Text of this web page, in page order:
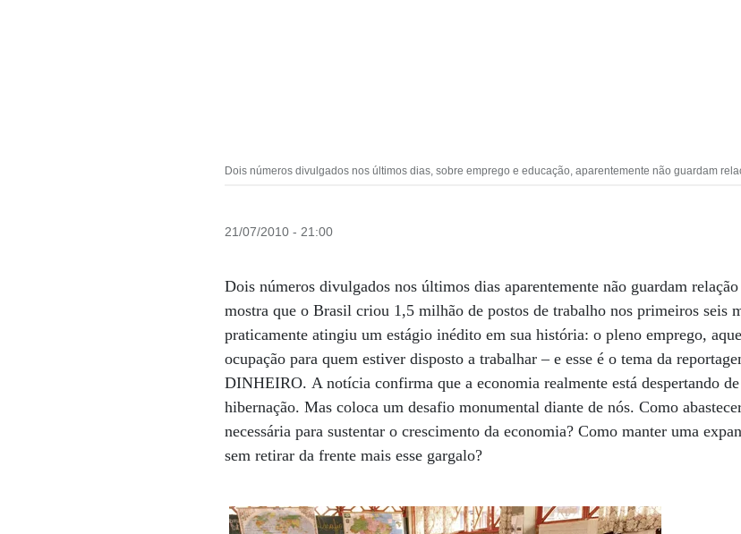
Dois números divulgados nos últimos dias, sobre emprego e educação, aparentemente não guardam
21/07/2010 - 21:00
Dois números divulgados nos últimos dias aparentemente não guardam
mostra que o Brasil criou 1,5 milhão de postos de trabalho nos primeiros seis
praticamente atingiu um estágio inédito em sua história: o pleno emprego,
ocupação para quem estiver disposto a trabalhar – e esse é o tema da
DINHEIRO. A notícia confirma que a economia realmente está despertando
hibernação. Mas coloca um desafio monumental diante de nós. Como
necessária para sustentar o crescimento da economia? Como manter uma
sem retirar da frente mais esse gargalo?